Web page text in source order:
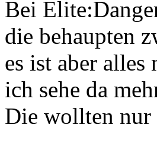
Bei
die behaupten
es ist aber
ich sehe da
Die wollten nur